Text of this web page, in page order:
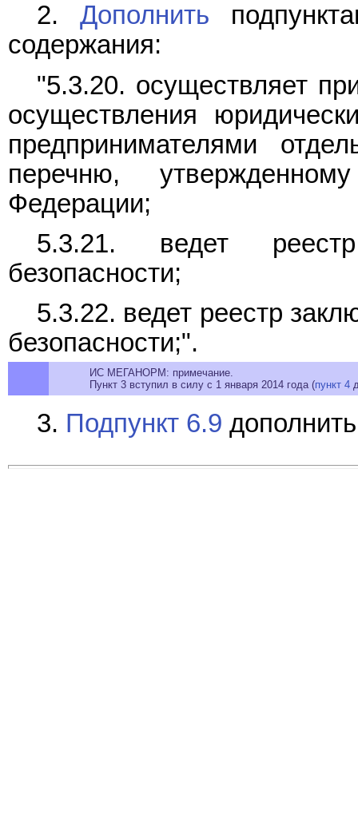
2. Дополнить
содержания:
"5.3.20. осуществляет
осуществления
предпринимателями
перечню,
Федерации;
5.3.21. ведет
безопасности;
5.3.22. ведет реестр
безопасности;".
ИС МЕГАНОРМ: примечание.
Пункт 3 вступил в силу с 1 января 2014 года (пункт 4
3. Подпункт 6.9